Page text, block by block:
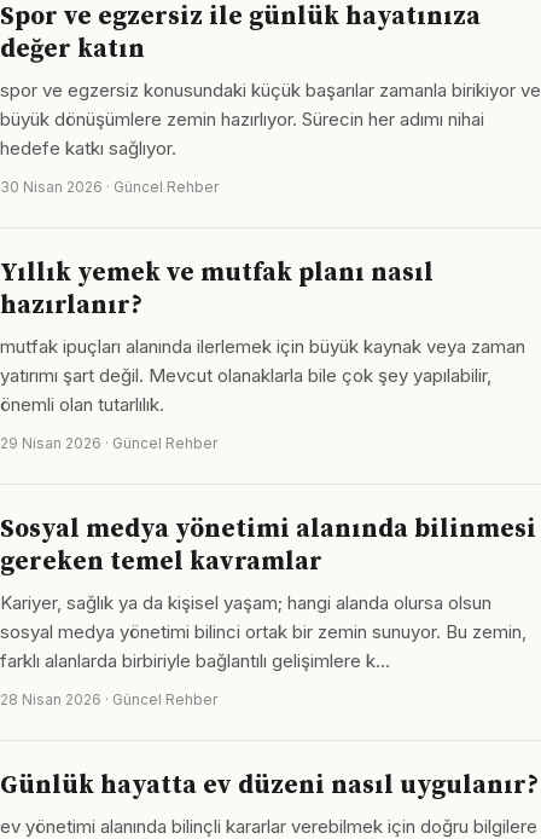
Spor ve egzersiz ile günlük hayatınıza
değer katın
spor ve egzersiz konusundaki küçük başarılar zamanla birikiyor ve
büyük dönüşümlere zemin hazırlıyor. Sürecin her adımı nihai
hedefe katkı sağlıyor.
30 Nisan 2026 · Güncel Rehber
Yıllık yemek ve mutfak planı nasıl
hazırlanır?
mutfak ipuçları alanında ilerlemek için büyük kaynak veya zaman
yatırımı şart değil. Mevcut olanaklarla bile çok şey yapılabilir,
önemli olan tutarlılık.
29 Nisan 2026 · Güncel Rehber
Sosyal medya yönetimi alanında bilinmesi
gereken temel kavramlar
Kariyer, sağlık ya da kişisel yaşam; hangi alanda olursa olsun
sosyal medya yönetimi bilinci ortak bir zemin sunuyor. Bu zemin,
farklı alanlarda birbiriyle bağlantılı gelişimlere k…
28 Nisan 2026 · Güncel Rehber
Günlük hayatta ev düzeni nasıl uygulanır?
ev yönetimi alanında bilinçli kararlar verebilmek için doğru bilgilere